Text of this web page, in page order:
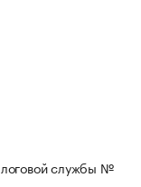
службы №